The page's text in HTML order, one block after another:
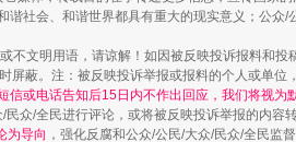
社会、和谐世界都具有重大的现实意义；公众/
文明用语，请谅解！如因被反映投诉报料和
屏蔽。注：被反映投诉举报或报料的个人或单位
信或电话告知后15日内不作出回应，我们将视为
众/全民进行评论，或将被反映投诉举报的内容
为导向 ，强化反腐和公众/公民/大众/民众/全民监